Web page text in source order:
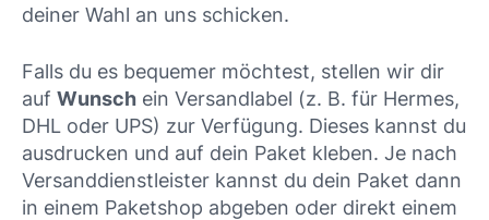
deiner Wahl an uns schicken.
Falls du es bequemer möchtest, stellen wir dir
auf Wunsch ein Versandlabel (z. B. für Hermes,
DHL oder UPS) zur Verfügung. Dieses kannst du
ausdrucken und auf dein Paket kleben. Je nach
Versanddienstleister kannst du dein Paket dann
in einem Paketshop abgeben oder direkt einem